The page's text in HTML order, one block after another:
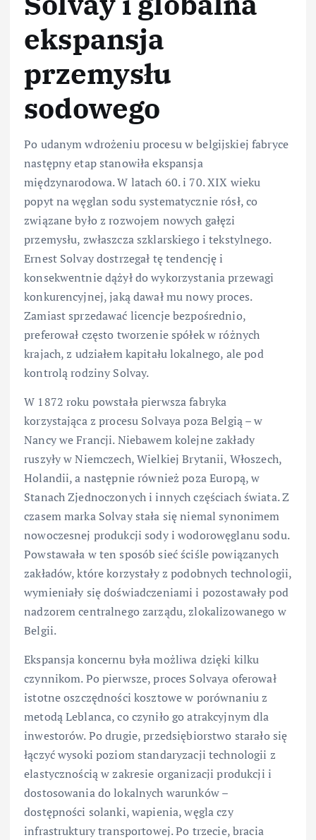
ekspansja
przemysłu
sodowego
Po udanym wdrożeniu procesu w belgijskiej fabryce
następny etap stanowiła ekspansja
międzynarodowa. W latach 60. i 70. XIX wieku
popyt na węglan sodu systematycznie rósł, co
związane było z rozwojem nowych gałęzi
przemysłu, zwłaszcza szklarskiego i tekstylnego.
Ernest Solvay dostrzegał tę tendencję i
konsekwentnie dążył do wykorzystania przewagi
konkurencyjnej, jaką dawał mu nowy proces.
Zamiast sprzedawać licencje bezpośrednio,
preferował często tworzenie spółek w różnych
krajach, z udziałem kapitału lokalnego, ale pod
kontrolą rodziny Solvay.
W 1872 roku powstała pierwsza fabryka
korzystająca z procesu Solvaya poza Belgią – w
Nancy we Francji. Niebawem kolejne zakłady
ruszyły w Niemczech, Wielkiej Brytanii, Włoszech,
Holandii, a następnie również poza Europą, w
Stanach Zjednoczonych i innych częściach świata. Z
czasem marka Solvay stała się niemal synonimem
nowoczesnej produkcji sody i wodorowęglanu sodu.
Powstawała w ten sposób sieć ściśle powiązanych
zakładów, które korzystały z podobnych technologii,
wymieniały się doświadczeniami i pozostawały pod
nadzorem centralnego zarządu, zlokalizowanego w
Belgii.
Ekspansja koncernu była możliwa dzięki kilku
czynnikom. Po pierwsze, proces Solvaya oferował
istotne oszczędności kosztowe w porównaniu z
metodą Leblanca, co czyniło go atrakcyjnym dla
inwestorów. Po drugie, przedsiębiorstwo starało się
łączyć wysoki poziom standaryzacji technologii z
elastycznością w zakresie organizacji produkcji i
dostosowania do lokalnych warunków –
dostępności solanki, wapienia, węgla czy
infrastruktury transportowej. Po trzecie, bracia